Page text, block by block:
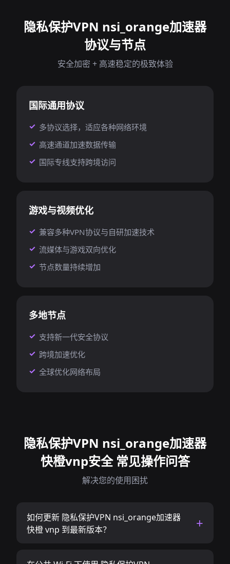
隐私保护VPN nsi_orange加速器
协议与节点
安全加密 + 高速稳定的极致体验
国际通用协议
多协议选择，适应各种网络环境
高速通道加速数据传输
国际专线支持跨境访问
游戏与视频优化
兼容多种VPN协议与自研加速技术
流媒体与游戏双向优化
节点数量持续增加
多地节点
支持新一代安全协议
跨境加速优化
全球优化网络布局
隐私保护VPN nsi_orange加速器
快橙vnp安全 常见操作问答
解决您的使用困扰
如何更新 隐私保护VPN nsi_orange加速器
快橙 vnp 到最新版本？